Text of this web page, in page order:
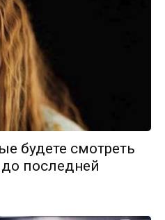
будете смотреть
последней